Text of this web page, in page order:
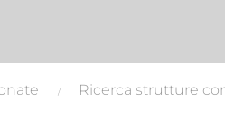
Ricerca strutture